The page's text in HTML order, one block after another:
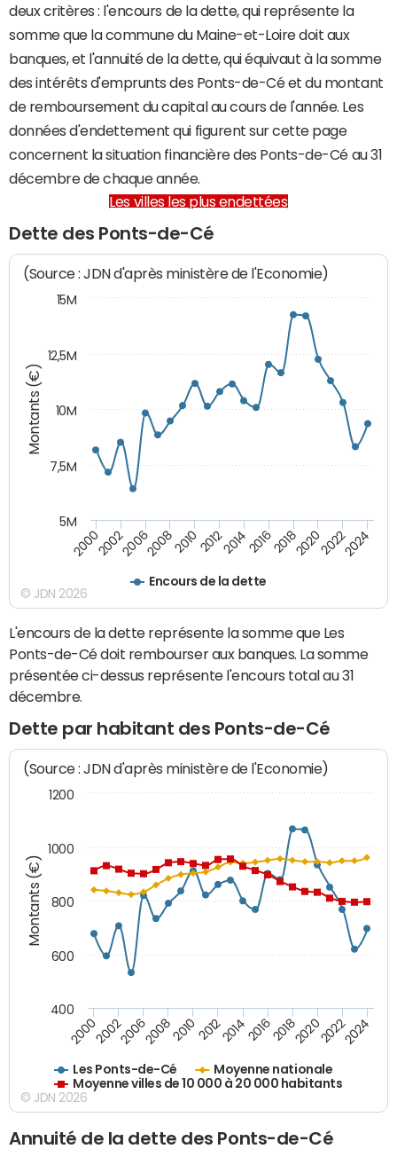
deux critères : l'encours de la dette, qui représente la
somme que la commune du Maine-et-Loire doit aux
banques, et l'annuité de la dette, qui équivaut à la somme
des intérêts d'emprunts des Ponts-de-Cé et du montant
de remboursement du capital au cours de l'année. Les
données d'endettement qui figurent sur cette page
concernent la situation financière des Ponts-de-Cé au 31
décembre de chaque année.
Les villes les plus endettées
Dette des Ponts-de-Cé
Montants (€)
(Source : JDN d'après ministère de l'Economie)
Encours de la dette
200020022006200820102012201420162018202020222024
5M
7,5M
10M
12,5M
15M
© JDN 2026
L'encours de la dette représente la somme que Les
Ponts-de-Cé doit rembourser aux banques. La somme
présentée ci-dessus représente l'encours total au 31
décembre.
Dette par habitant des Ponts-de-Cé
Montants (€)
(Source : JDN d'après ministère de l'Economie)
Les Ponts-de-Cé
Moyenne nationale
Moyenne villes de 10 000 à 20 000 habitants
200020022006200820102012201420162018202020222024
400
600
800
1000
1200
© JDN 2026
Annuité de la dette des Ponts-de-Cé